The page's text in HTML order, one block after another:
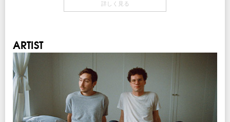
キョードーインフォメーション
制作・招聘：クリエイティブマンプロダクション
協力：
￥6,500(税込/All Standing/1Drink別)
チケット先行
クリエイティブマン 3A 会員先行
期間：2/8(土) 15:00 ～ 2/11(火) 18:00
クリエイティブマン モバイル 会員先行
期間：2/8(土) 18:00 ～ 2/11(火) 18:00
プレイガイド
詳しく見る
ARTIST